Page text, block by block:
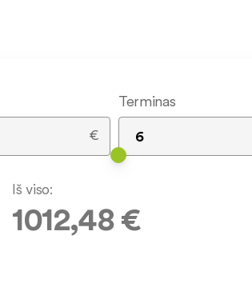
€
Terminas
Iš viso:
1012,48€